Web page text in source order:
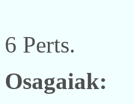
6 Perts.
Osagaiak: